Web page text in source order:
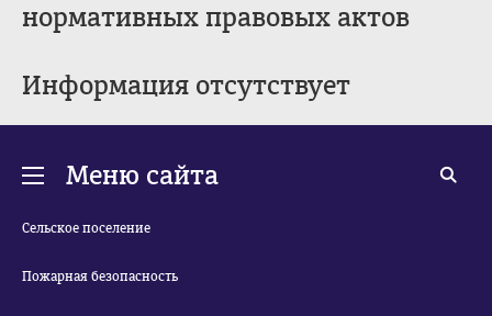
нормативных правовых актов
Информация отсутствует
Меню сайта
Сельское поселение
Пожарная безопасность